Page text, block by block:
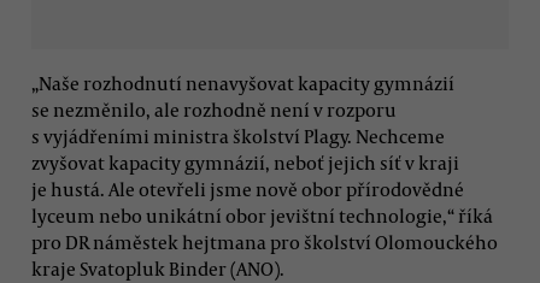
„Naše rozhodnutí nenavyšovat kapacity gymnázií
se nezměnilo, ale rozhodně není v rozporu
s vyjádřeními ministra školství Plagy. Nechceme
zvyšovat kapacity gymnázií, neboť jejich síť v kraji
je hustá. Ale otevřeli jsme nově obor přírodovědné
lyceum nebo unikátní obor jevištní technologie,“ říká
pro DR náměstek hejtmana pro školství Olomouckého
kraje Svatopluk Binder (ANO).